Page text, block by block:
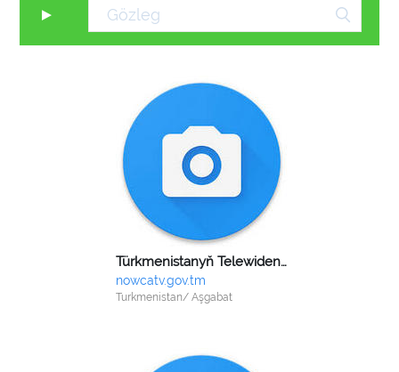
▼
Türkmenistanyň Telewideniýe, radiogepleşikler we kinematografiýa baradaky döwlet komitetiniň ''Mahabat müdirligi''
nowcatv.gov.tm
Turkmenistan/ Aşgabat